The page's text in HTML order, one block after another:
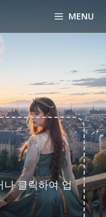
MENU
나 클릭하여 업